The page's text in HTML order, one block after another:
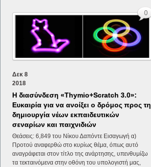
Δεκ 8
2018
Η διασύνδεση «Thymio+Scratch 3.0»:
Ευκαιρία για να ανοίξει ο δρόμος προς τη
δημιουργία νέων εκπαιδευτικών
σεναρίων και παιχνιδιών
Θεάσεις: 6,849 του Νίκου Δαπόντε Εισαγωγή α)
Προτού αναφερθώ στο κυρίως θέμα, όπως αυτό
αναγράφεται στον τίτλο της ανάρτησης, υπενθυμίζω
τα τεκταινόμενα στην οθόνη του υπολογιστή μας,
0